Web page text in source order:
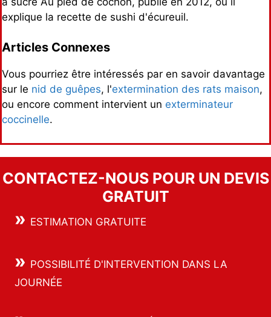
explique la recette de sushi d'écureuil.
Articles Connexes
Vous pourriez être intéressés par en savoir davantage
sur le nid de guêpes, l'extermination des rats maison,
ou encore comment intervient un exterminateur
coccinelle.
CONTACTEZ-NOUS POUR UN DEVIS
GRATUIT
» ESTIMATION GRATUITE
» POSSIBILITÉ D'INTERVENTION DANS LA
JOURNÉE